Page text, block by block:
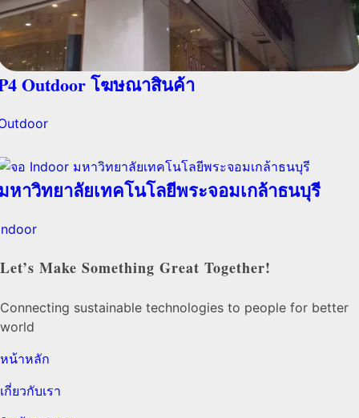
Outdoor โฆษณาสินค้า
หาวิทยาลัยเทคโนโลยีพระจอมเกล้าธนบุรี
Let’s Make Something Great Together!
Connecting sustainable technologies to people for better
world
หน้าหลัก
เกี่ยวกับเรา